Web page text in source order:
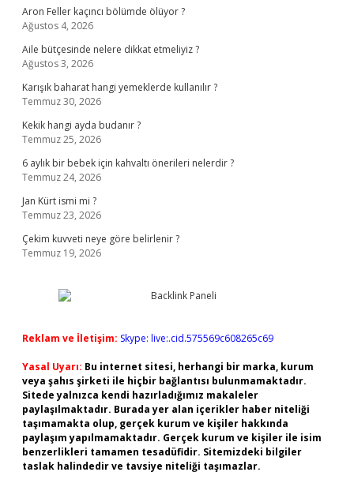
Aron Feller kaçıncı bölümde ölüyor ?
Ağustos 4, 2026
Aile bütçesinde nelere dikkat etmeliyiz ?
Ağustos 3, 2026
Karışık baharat hangi yemeklerde kullanılır ?
Temmuz 30, 2026
Kekik hangi ayda budanır ?
Temmuz 25, 2026
6 aylık bir bebek için kahvaltı önerileri nelerdir ?
Temmuz 24, 2026
Jan Kürt ismi mi ?
Temmuz 23, 2026
Çekim kuvveti neye göre belirlenir ?
Temmuz 19, 2026
Reklam ve İletişim: Skype: live:.cid.575569c608265c69
Yasal Uyarı: Bu internet sitesi, herhangi bir marka, kurum
veya şahıs şirketi ile hiçbir bağlantısı bulunmamaktadır.
Sitede yalnızca kendi hazırladığımız makaleler
paylaşılmaktadır. Burada yer alan içerikler haber niteliği
taşımamakta olup, gerçek kurum ve kişiler hakkında
paylaşım yapılmamaktadır. Gerçek kurum ve kişiler ile isim
benzerlikleri tamamen tesadüfidir. Sitemizdeki bilgiler
taslak halindedir ve tavsiye niteliği taşımazlar.